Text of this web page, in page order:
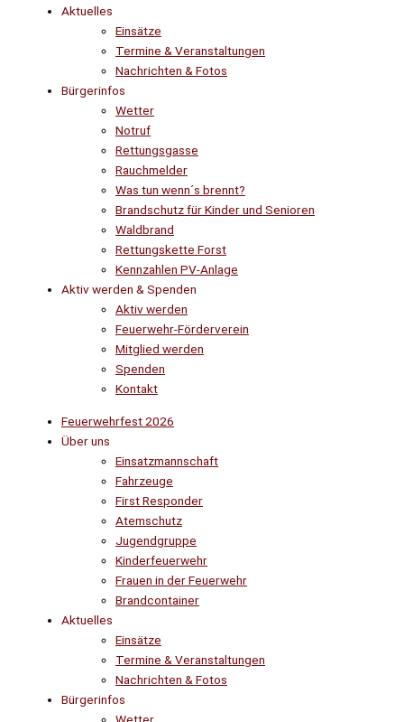
Aktuelles
Einsätze
Termine & Veranstaltungen
Nachrichten & Fotos
Bürgerinfos
Wetter
Notruf
Rettungsgasse
Rauchmelder
Was tun wenn´s brennt?
Brandschutz für Kinder und Senioren
Waldbrand
Rettungskette Forst
Kennzahlen PV-Anlage
Aktiv werden & Spenden
Aktiv werden
Feuerwehr-Förderverein
Mitglied werden
Spenden
Kontakt
Feuerwehrfest 2026
Über uns
Einsatzmannschaft
Fahrzeuge
First Responder
Atemschutz
Jugendgruppe
Kinderfeuerwehr
Frauen in der Feuerwehr
Brandcontainer
Aktuelles
Einsätze
Termine & Veranstaltungen
Nachrichten & Fotos
Bürgerinfos